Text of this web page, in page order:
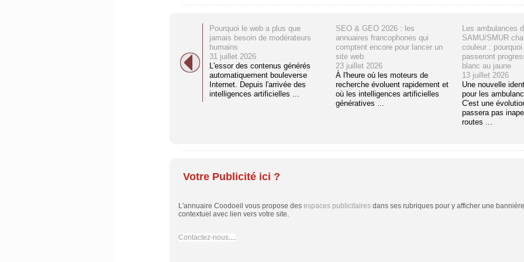
Pourquoi le web a plus que
jamais besoin de modérateurs
humains
31 juillet 2026
L'essor des contenus générés
automatiquement bouleverse
Internet. Depuis l'arrivée des
intelligences artificielles ...
SEO & GEO 2026 : les
annuaires francophones qui
comptent encore pour lancer un
site web
23 juillet 2026
À l'heure où les moteurs de
recherche évoluent rapidement et
où les intelligences artificielles
génératives ...
Les ambulances
SAMU/SMUR
couleur : pourquoi
passeront
blanc au jaune
13 juillet 2026
Une nouvelle
pour les
C'est une
passera pas
routes ...
Votre Publicité ici ?
L'annuaire Coodoeil vous propose des espaces publicitairesdans ses rubriques pour y afficher une
contextuel avec lien vers votre site.
Contactez-nous....